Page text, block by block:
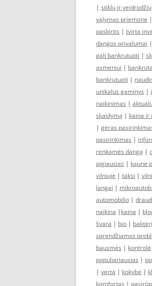
| stiklų ir
valymas priemone |
paskirtis | tvirta
dangos privalumai |
gali bankrutuoti |
asmeniui |
bankrutuoti |
unikalus gaminys |
naikinimas |
skaidymą | kaina ir
| geras
pasirinkimas |
renkamės dangą |
pigiausias | kaune
vilniuje | taksi |
langai |
automobilio |
naikina | kaina |
švara | bio |
sprendžiamos
bausmės | kontrolė
populiariausias |
| verta | kokybė |
komfortas |